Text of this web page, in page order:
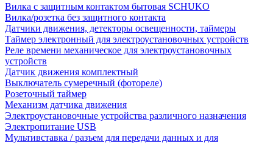
Вилка с защитным контактом бытовая SCHUKO
Вилка/розетка без защитного контакта
Датчики движения, детекторы освещенности, таймеры
Таймер электронный для электроустановочных устройств
Реле времени механическое для электроустановочных
устройств
Датчик движения комплектный
Выключатель сумеречный (фотореле)
Розеточный таймер
Механизм датчика движения
Электроустановочные устройства различного назначения
Электропитание USB
Мультивставка / разъем для передачи данных и для